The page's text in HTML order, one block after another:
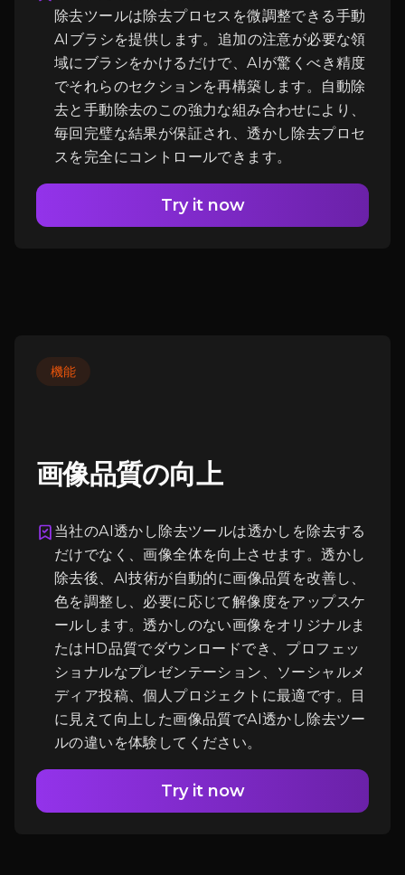
除去ツールは除去プロセスを微調整できる手動
AIブラシを提供します。追加の注意が必要な領
域にブラシをかけるだけで、AIが驚くべき精度
でそれらのセクションを再構築します。自動除
去と手動除去のこの強力な組み合わせにより、
毎回完璧な結果が保証され、透かし除去プロセ
スを完全にコントロールできます。
Try it now
ログイン
機能
画像品質の向上
当社のAI透かし除去ツールは透かしを除去する
だけでなく、画像全体を向上させます。透かし
除去後、AI技術が自動的に画像品質を改善し、
色を調整し、必要に応じて解像度をアップスケ
ールします。透かしのない画像をオリジナルま
たはHD品質でダウンロードでき、プロフェッ
ショナルなプレゼンテーション、ソーシャルメ
ディア投稿、個人プロジェクトに最適です。目
に見えて向上した画像品質でAI透かし除去ツー
ルの違いを体験してください。
Try it now
ログイン